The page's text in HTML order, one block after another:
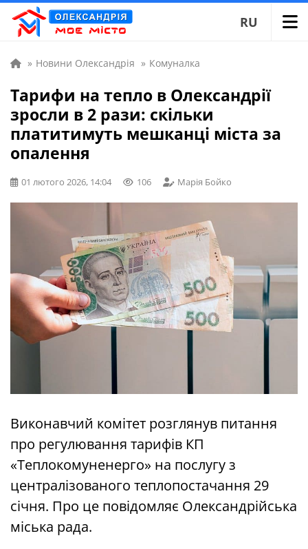
RU
» Новини Олександрія » Комуналка
Тарифи на тепло в Олександрії
зросли в 2 рази: скільки
платитимуть мешканці міста за
опалення
01 лютого 2026, 14:04 106 Марія Бойко
Виконавчий комітет розглянув питання
про регулювання тарифів КП
«Теплокомуненерго» на послугу з
централізованого теплопостачання 29
січня. Про це повідомляє Олександрійська
міська рада.